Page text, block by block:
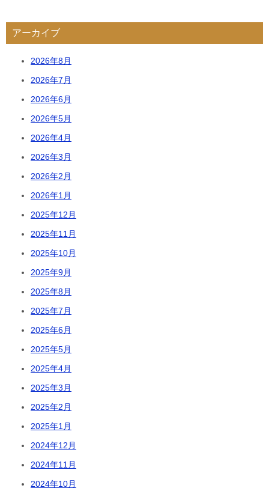
アーカイブ
2026年8月
2026年7月
2026年6月
2026年5月
2026年4月
2026年3月
2026年2月
2026年1月
2025年12月
2025年11月
2025年10月
2025年9月
2025年8月
2025年7月
2025年6月
2025年5月
2025年4月
2025年3月
2025年2月
2025年1月
2024年12月
2024年11月
2024年10月